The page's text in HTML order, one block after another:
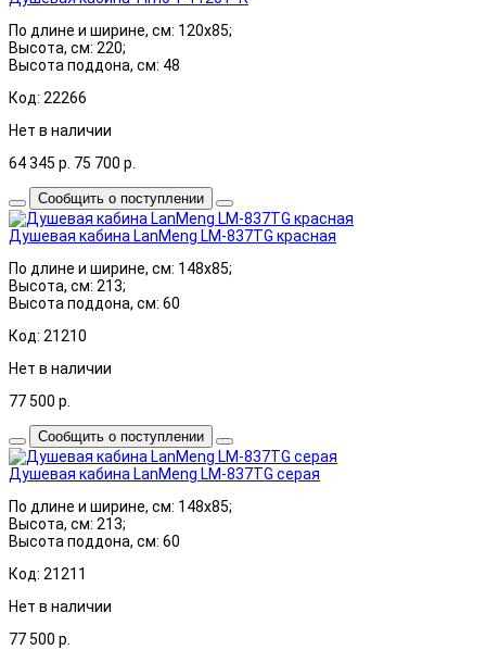
По длине и ширине, см: 120x85;
Высота, см: 220;
Высота поддона, см: 48
Код: 22266
Нет в наличии
64 345 р. 75 700 р.
Сообщить о поступлении
Душевая кабина LanMeng LM-837TG красная
По длине и ширине, см: 148x85;
Высота, см: 213;
Высота поддона, см: 60
Код: 21210
Нет в наличии
77 500 р.
Сообщить о поступлении
Душевая кабина LanMeng LM-837TG серая
По длине и ширине, см: 148x85;
Высота, см: 213;
Высота поддона, см: 60
Код: 21211
Нет в наличии
77 500 р.